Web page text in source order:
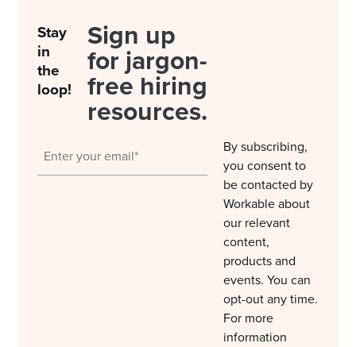
Stay
in
the
loop!
Sign up
for jargon-
free hiring
resources.
By subscribing,
you consent to
be contacted by
Workable about
our relevant
content,
products and
events. You can
opt-out any time.
For more
information